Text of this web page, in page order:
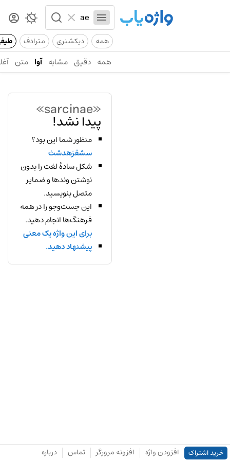
همه دیکشنری مترادف
همه دقیق مشابه آوا متن
«sarcinae»
پیدا نشد!
منظور شما این بود؟
سشقزهدشث
شکل سادهٔ لغت را بدون
نوشتن وندها و ضمایر
متصل بنویسید.
این جست‌وجو را در همه
فرهنگ‌ها انجام دهید.
برای این واژه یک معنی
پیشنهاد دهید.
خرید اشتراک افزودن واژه افزونه مرورگر تماس درباره